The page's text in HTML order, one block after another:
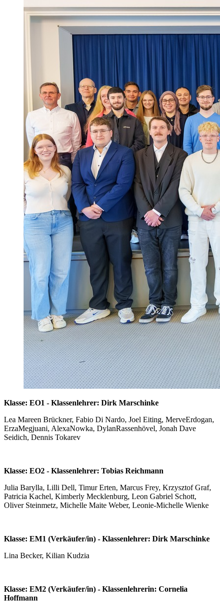
Klasse: EO1 - Klassenlehrer: Dirk Marschinke
Lea Mareen Brückner, Fabio Di Nardo, Joel Eiting, MerveErdogan,
ErzaMegjuani, AlexaNowka, DylanRassenhövel, Jonah Dave
Seidich, Dennis Tokarev
Klasse: EO2 - Klassenlehrer: Tobias Reichmann
Julia Barylla, Lilli Dell, Timur Erten, Marcus Frey, Krzysztof Graf,
Patricia Kachel, Kimberly Mecklenburg, Leon Gabriel Schott,
Oliver Steinmetz, Michelle Maite Weber, Leonie-Michelle Wienke
Klasse: EM1 (Verkäufer/in) - Klassenlehrer: Dirk Marschinke
Lina Becker, Kilian Kudzia
Klasse: EM2 (Verkäufer/in) - Klassenlehrerin: Cornelia
Hoffmann